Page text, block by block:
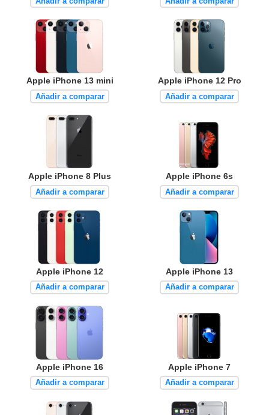
Apple iPhone 13 mini
Añadir a comparar
Apple iPhone 12 Pro
Añadir a comparar
Apple iPhone 8 Plus
Añadir a comparar
Apple iPhone 6s
Añadir a comparar
Apple iPhone 12
Añadir a comparar
Apple iPhone 13
Añadir a comparar
Apple iPhone 16
Añadir a comparar
Apple iPhone 7
Añadir a comparar